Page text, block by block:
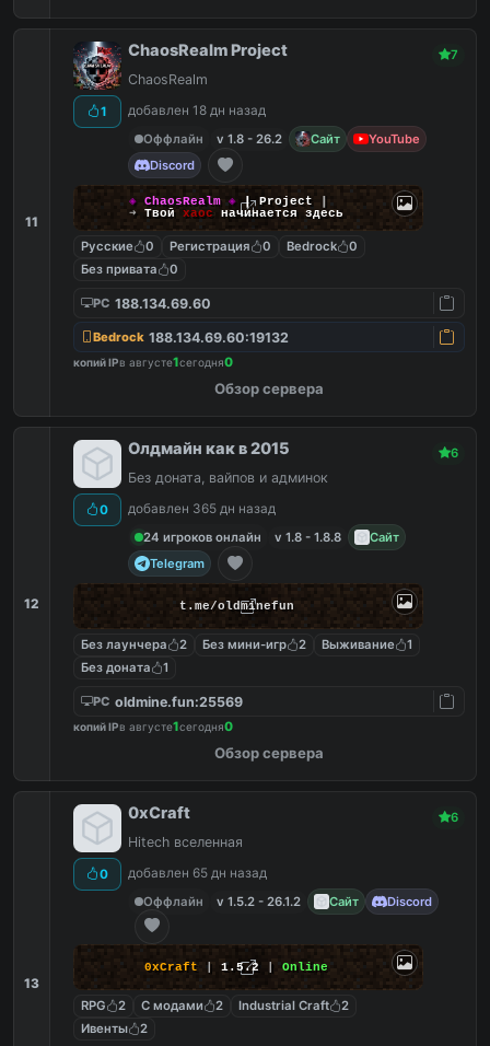
11
1
ChaosRealm Project 7
ChaosRealm
добавлен 18 дн назад
Оффлайн
v 1.8 - 26.2 Сайт
YouTube
Discord
◈ ChaosRealm ◈┃ Project
➜ Твой хаос начинается здесь
Русские 0 Регистрация 0 Bedrock
0
Без привата
0
PC 188.134.69.60
Bedrock 188.134.69.60:19132
копий IPв августе1сегодня0
Обзор сервера
12
0
Олдмайн как в 2015 6
Без доната, вайпов и админок
добавлен 365 дн назад
24 игроков онлайн
v 1.8 - 1.8.8
Сайт
Telegram
t.me/oldminefun
Без лаунчера 2 Без мини-игр 2 Выживание
1
Без доната
1
PC oldmine.fun:25569
копий IPв августе1сегодня0
Обзор сервера
13
0
0xCraft 6
Hitech вселенная
добавлен 65 дн назад
Оффлайн
v 1.5.2 - 26.1.2 Сайт Discord
0xCraft | 1.5.2 | Online
RPG 2 С модами 2 Industrial Craft
2
Ивенты
2